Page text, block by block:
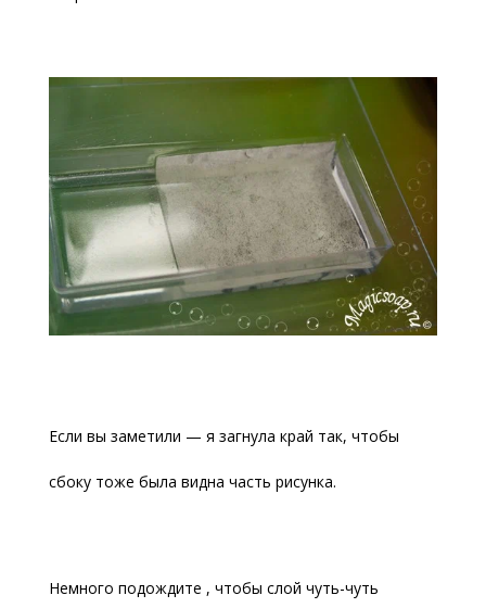
Если вы заметили — я загнула край так, чтобы
сбоку тоже была видна часть рисунка.
Немного подождите , чтобы слой чуть-чуть